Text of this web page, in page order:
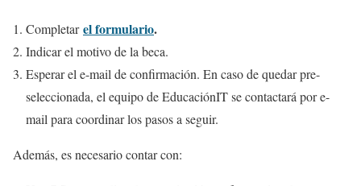
Completarel formulario.
Indicar el motivo de la beca.
Esperar el e-mail de confirmación. En caso de quedar pre-
seleccionada, el equipo de EducaciónIT se contactará por e-
mail para coordinar los pasos a seguir.
Además, es necesario contar con: